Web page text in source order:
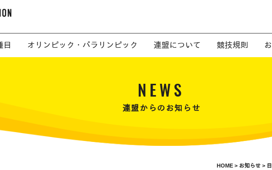
目 オリンピック・パラリンピック 連盟について 競技規則
NEWS
連盟からのお知らせ
HOME > お知らせ >